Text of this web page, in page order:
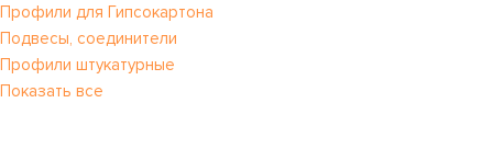
Профили для Гипсокартона
Подвесы, соединители
Профили штукатурные
Показать все